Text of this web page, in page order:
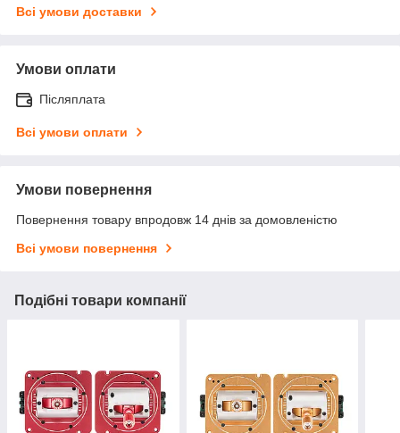
Всі умови доставки
Умови оплати
Післяплата
Всі умови оплати
Умови повернення
Повернення товару впродовж 14 днів за домовленістю
Всі умови повернення
Подібні товари компанії